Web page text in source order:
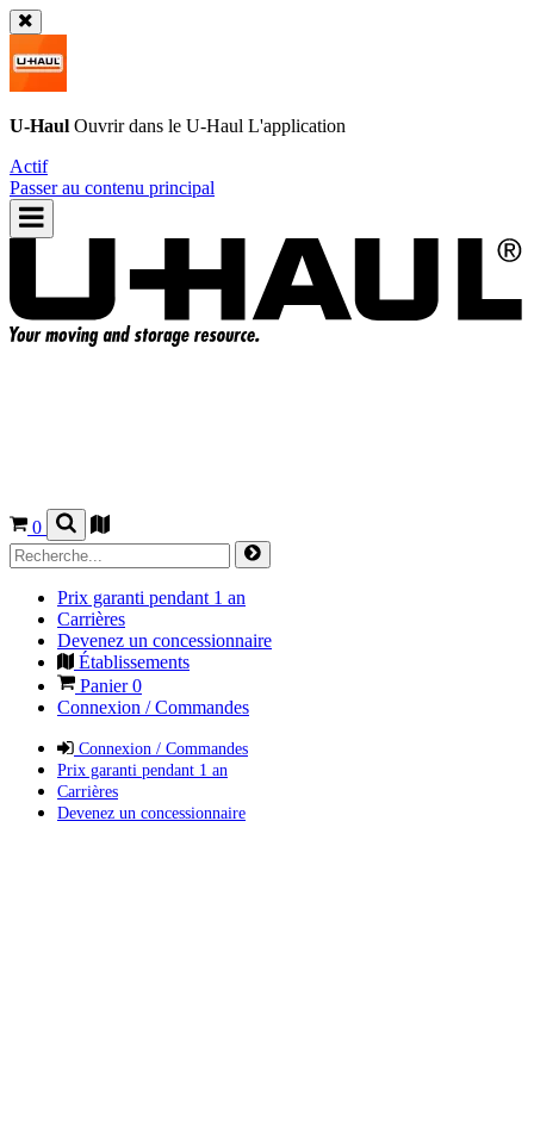
U-Haul Ouvrir dans le U-Haul L'application
Actif
Passer au contenu principal
0
Prix garanti pendant 1 an
Carrières
Devenez un concessionnaire
Établissements
Panier0
Connexion / Commandes
Connexion / Commandes
Prix garanti pendant 1 an
Carrières
Devenez un concessionnaire